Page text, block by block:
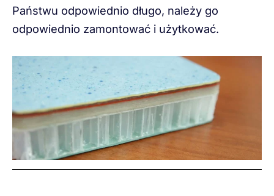
Państwu odpowiednio długo, należy go
odpowiednio zamontować i użytkować.